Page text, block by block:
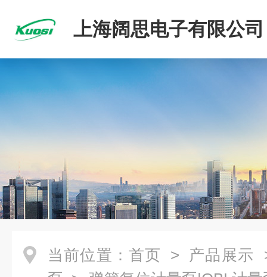
上海阔思电子有限公司
当前位置： 首页 > 产品展示